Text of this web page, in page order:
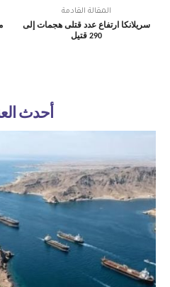
المقالة القادمة
سريلانكا ارتفاع عدد قتلى هجمات إلى
290 قتيل
أحدث